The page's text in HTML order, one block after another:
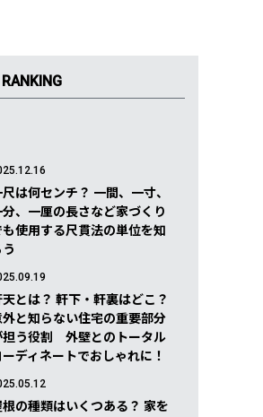
RANKING
尺は何センチ？ 一間、一寸、
分、一厘の長さなど家づくり
も使用する尺貫法の単位を知
天とは？ 軒下・軒裏はどこ？
外と知らない住宅の重要部分
担う役割 外壁とのトータル
ーディネートでおしゃれに！
根の種類はいくつある？ 家を